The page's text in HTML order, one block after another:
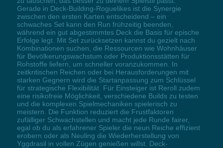
Gerade in Deck-Building-Roguelikes ist die Synergie
zwischen den ersten Karten entscheidend – ein
schwaches Set kann den Run frühzeitig beenden,
während ein gut abgestimmtes Deck die Basis für epische
Erfolge legt. Mit Set zurücksetzen kannst du gezielt nach
Kombinationen suchen, die Ressourcen wie Wohnhäuser
für Bevölkerungswachstum oder Produktionsstätten für
Rohstoffe liefern, um schneller voranzukommen. In
zeitkritischen Reichen oder bei Herausforderungen mit
starken Gegnern wird die Startanpassung zum Schlüssel
für strategische Flexibilität. Für Einsteiger ist Reroll zudem
eine risikofreie Möglichkeit, verschiedene Builds zu testen
und die komplexen Spielmechaniken spielerisch zu
meistern. Die Funktion reduziert die Frustfaktoren
zufälliger Schwachstellen und macht jede Runde fairer,
egal ob du als erfahrener Spieler die neun Reiche effizient
erobern oder als Neuling die Wiederherstellung von
Yggdrasil in vollen Zügen genießen willst. Deck-